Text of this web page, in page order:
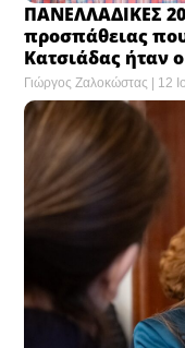
ΠΑΝΕΛΛΑΔΙΚΕΣ
προσπάθειας
Κατσιάδας
Γιώργος Ζαλοκώστας 12